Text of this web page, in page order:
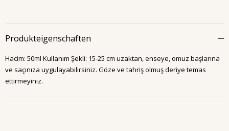
Produkteigenschaften
Hacim: 50ml Kullanım Şekli: 15-25 cm uzaktan, enseye, omuz başlarına
ve saçınıza uygulayabilirsiniz. Göze ve tahriş olmuş deriye temas
ettirmeyiniz.